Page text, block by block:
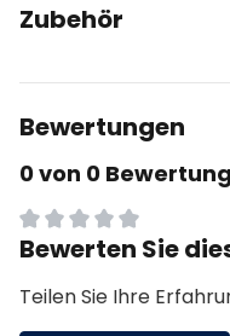
Zubehör
Bewertungen
0 von 0
Durchschnittliche
Bewerten Sie
Teilen Sie Ihre